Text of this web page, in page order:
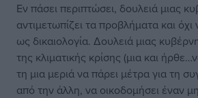
Εν πάσει περιπτώσει, δουλειά μιας
αντιμετωπίζει τα προβλήματα και όχι
ως δικαιολογία. Δουλειά μιας
της κλιματικής κρίσης (μια και
τη μια μεριά να πάρει μέτρα για τη
από την άλλη, να οικοδομήσει έναν